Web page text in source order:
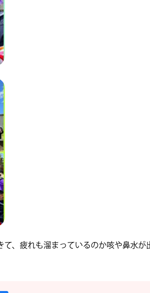
、疲れも溜まっているのか咳や鼻水